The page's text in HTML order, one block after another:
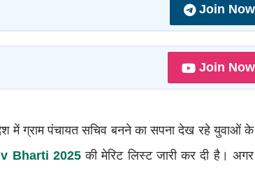
Join Now
Join Now
में ग्राम पंचायत सचिव बनने का सपना देख रहे युवाओं के
Bharti 2025की मेरिट लिस्ट जारी कर दी है। अगर